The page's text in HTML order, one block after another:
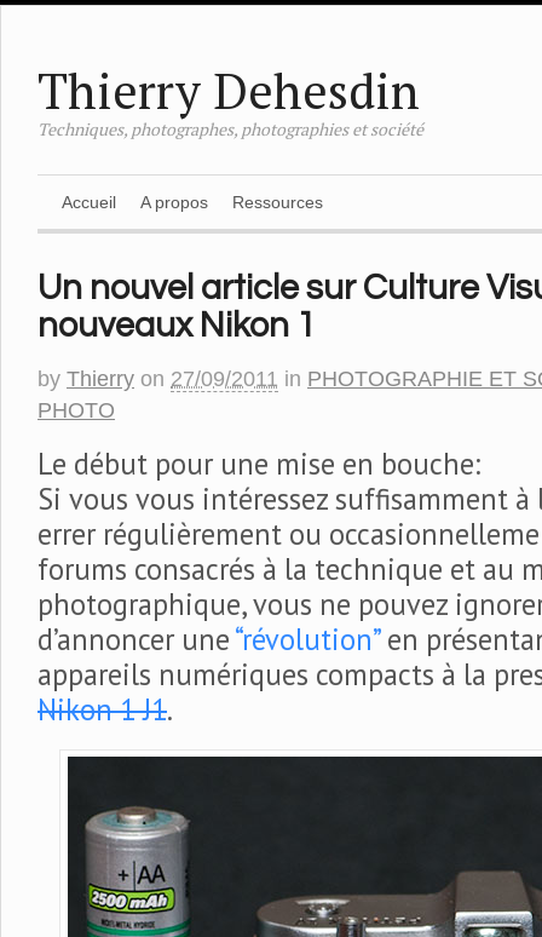
Thierry Dehesdin
Techniques, photographes, photographies et société
Accueil A propos Ressources
Un nouvel article sur Culture
nouveaux Nikon 1
by Thierry on 27/09/2011 in PHOTOGRAPHIE ET
PHOTO
Le début pour une mise en bouche:
Si vous vous intéressez suffisamment
errer régulièrement ou
forums consacrés à la technique et au
photographique, vous ne pouvez
d’annoncer une“révolution”en
appareils numériques compacts à la
Nikon 1 J1.